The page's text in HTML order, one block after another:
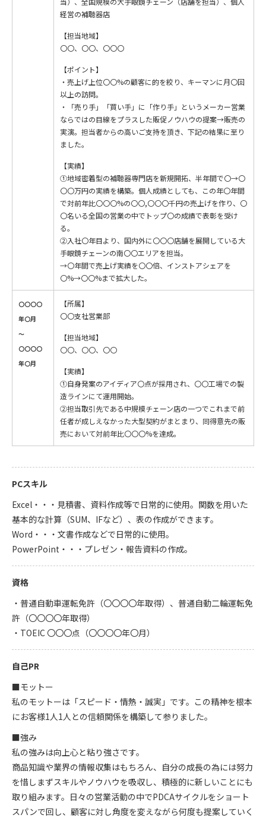
経営の補聴器店
【担当地域】
〇〇、〇〇、〇〇〇
【ポイント】
・売上げ上位〇〇%の顧客に的を絞り、キーマンに月〇回
以上の訪問。
・「売り手」「買い手」に「作り手」というメーカー営業
ならではの目線をプラスした販促ノウハウの提案→販売の
実演。担当者からの高いご支持を頂き、下記の結果に至り
ました。
【実績】
①地域密着型の補聴器専門店を新規開拓、半年間で〇→〇
〇〇万円の実績を構築。個人成績としても、この年〇年間
で対前年比〇〇〇%の〇〇,〇〇〇千円の売上げを作り、〇
〇名いる全国の営業の中でトップ〇の成績で表彰を受け
る。
②入社〇年目より、国内外に〇〇〇店舗を展開している大
手眼鏡チェーンの南〇〇エリアを担当。
→〇年間で売上げ実績を〇〇倍、インストアシェアを
〇%→〇〇%まで拡大した。
〇〇〇〇
年〇月
～
〇〇〇〇
年〇月
【所属】
〇〇支社営業部
【担当地域】
〇〇、〇〇、〇〇
【実績】
①自身発案のアイディア〇点が採用され、〇〇工場での製
造ラインにて運用開始。
②担当取引先である中規模チェーン店の一つでこれまで前
任者が成しえなかった大型契約がまとまり、同得意先の販
売において対前年比〇〇〇%を達成。
PCスキル
Excel・・・見積書、資料作成等で日常的に使用。関数を用いた
基本的な計算（SUM、IFなど）、表の作成ができます。
Word・・・文書作成などで日常的に使用。
PowerPoint・・・プレゼン・報告資料の作成。
資格
・普通自動車運転免許（〇〇〇〇年取得）、普通自動二輪運転免
許（〇〇〇〇年取得）
・TOEIC 〇〇〇点（〇〇〇〇年〇月）
自己PR
■モットー
私のモットーは「スピード・情熱・誠実」です。この精神を根本
にお客様1人1人との信頼関係を構築して参りました。
■強み
私の強みは向上心と粘り強さです。
商品知識や業界の情報収集はもちろん、自分の成長の為には努力
を惜しまずスキルやノウハウを吸収し、積極的に新しいことにも
取り組みます。日々の営業活動の中でPDCAサイクルをショート
スパンで回し、顧客に対し角度を変えながら何度も提案していく